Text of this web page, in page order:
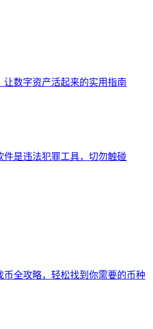
让数字资产活起来的实用指南
件是违法犯罪工具，切勿触碰
币全攻略，轻松找到你需要的币种